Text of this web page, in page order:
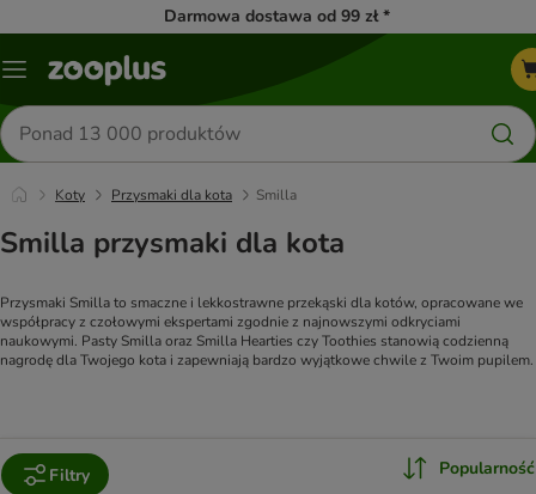
Darmowa dostawa od 99 zł *
Menu
Szukaj
produktów
Koty Przysmaki dla kota Smilla
Smilla przysmaki dla kota
Przysmaki Smilla to smaczne i lekkostrawne przekąski dla kotów, opracowane we
współpracy z czołowymi ekspertami zgodnie z najnowszymi odkryciami
naukowymi. Pasty Smilla oraz Smilla Hearties czy Toothies stanowią codzienną
nagrodę dla Twojego kota i zapewniają bardzo wyjątkowe chwile z Twoim pupilem.
Filtry Popularność